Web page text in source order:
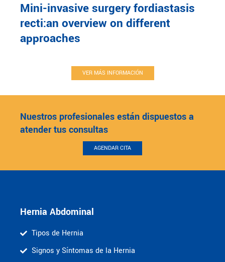
Mini-invasive surgery fordiastasis
recti:an overview on different
approaches
VER MÁS INFORMACIÓN
Nuestros profesionales están dispuestos a
atender tus consultas
AGENDAR CITA
Hernia Abdominal
Tipos de Hernia
Signos y Síntomas de la Hernia